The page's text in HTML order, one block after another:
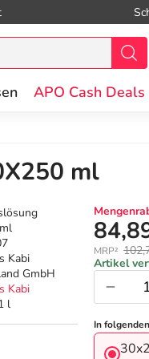
APO Cash Deals
ml
Kabi
GmbH
Kabi
l
MRP²
Artikel
In